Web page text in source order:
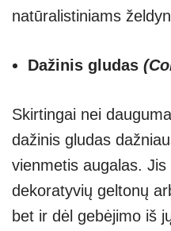
natūralistiniams
Dažinis gludas
Skirtingai nei
dažinis gludas
vienmetis augalas.
dekoratyvių geltonų
bet ir dėl gebėjimo iš